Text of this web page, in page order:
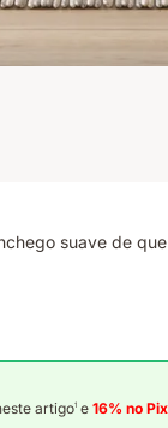
suave de
artigo1 e 16% no Pix